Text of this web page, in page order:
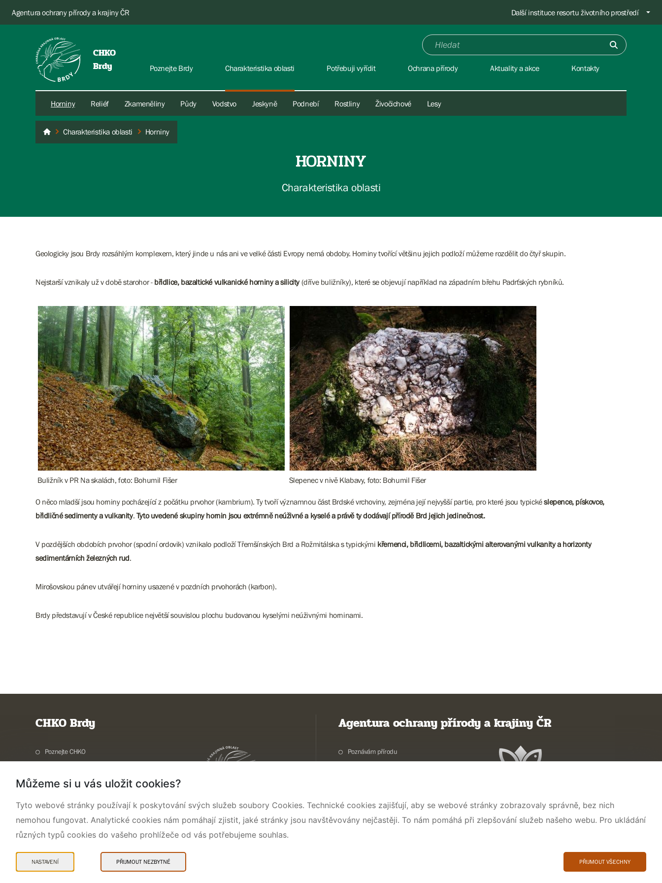
Agentura ochrany přírody a krajiny ČR Další instituce resortu životního prostředí
CHKO
Brdy
Poznejte Brdy Charakteristika oblasti
Horniny Reliéf Zkameněliny Půdy Vodstvo Jeskyně Podnebí Rostliny Živočichové Lesy
Potřebuji vyřídit Ochrana přírody Aktuality a akce Kontakty
BrdyCharakteristika oblasti Horniny
HORNINY
Charakteristika oblasti
Geologicky jsou Brdy rozsáhlým komplexem, který jinde u nás ani ve velké části Evropy nemá obdoby. Horniny tvořící většinu jejich podloží můžeme rozdělit do čtyř skupin.
Nejstarší vznikaly už v době starohor - břidlice, bazaltické vulkanické horniny a silicity(dříve buližníky), které se objevují například na západním břehu Padrťských rybníků.
Buližník v PR Na skalách, foto: Bohumil Fišer Slepenec v nivě Klabavy, foto: Bohumil Fišer
O něco mladší jsou horniny pocházející z počátku prvohor (kambrium). Ty tvoří významnou část Brdské vrchoviny, zejména její nejvyšší partie, pro které jsou typickéslepence, pískovce,
břidličné sedimenty a vulkanity. Tyto uvedené skupiny hornin jsou extrémně neúživné a kyselé a právě ty dodávají přírodě Brd jejich jedinečnost.
V pozdějších obdobích prvohor (spodní ordovik) vznikalo podloží Třemšínských Brd a Rožmitálska s typickými křemenci, břidlicemi, bazaltickými alterovanými vulkanity a horizonty
sedimentárních železných rud.
Mirošovskou pánev utvářejí horniny usazené v pozdních prvohorách (karbon).
Brdy představují v České republice největší souvislou plochu budovanou kyselými neúživnými horninami.
CHKO Brdy
Poznejte CHKO
Ochrana přírody
Aktuality a akce
Kontakty
Agentura ochrany přírody a krajiny ČR
Poznávám přírodu
Dokumentujeme přírodu
O nás
Mapa webu Prohlášení o přístupnosti Cookies Snadné čtení
Můžeme si u vás uložit cookies?
Tyto webové stránky používají k poskytování svých služeb soubory Cookies. Technické cookies zajišťují, aby se webové stránky zobrazovaly správně, bez nich
nemohou fungovat. Analytické cookies nám pomáhají zjistit, jaké stránky jsou navštěvovány nejčastěji. To nám pomáhá při zlepšování služeb našeho webu. Pro ukládání
různých typů cookies do vašeho prohlížeče od vás potřebujeme souhlas.
NASTAVENÍ PŘIJMOUT NEZBYTNÉ PŘIJMOUT VŠECHNY